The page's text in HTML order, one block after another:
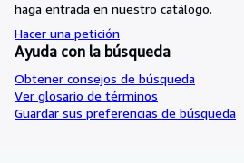
haga entrada en nuestro catálogo.
Hacer una petición
Ayuda con la búsqueda
Obtener consejos de búsqueda
Ver glosario de términos
Guardar sus preferencias de búsqueda